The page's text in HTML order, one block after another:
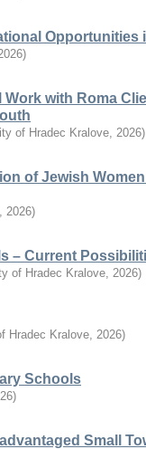
Opportunities
)
with Roma
of Hradec Kralove, 2026)
of Jewish
, 2026)
– Current
of Hradec Kralove, 2026)
Hradec Kralove, 2026)
Schools
)
Small